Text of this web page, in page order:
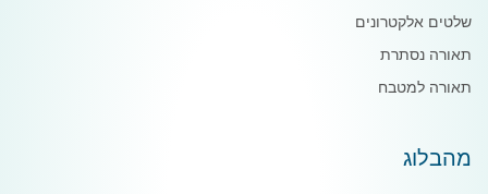
שלטים אלקטרונים
תאורה נסתרת
תאורה למטבח
מהבלוג